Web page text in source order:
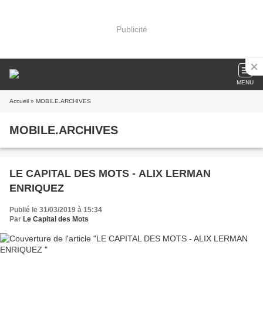
Publicité
MENU
Accueil » MOBILE.ARCHIVES
MOBILE.ARCHIVES
LE CAPITAL DES MOTS - ALIX LERMAN
ENRIQUEZ
Publié le 31/03/2019 à 15:34
Par Le Capital des Mots